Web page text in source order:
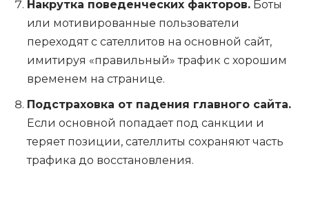
Накрутка поведенческих факторов. Боты
или мотивированные пользователи
переходят с сателлитов на основной сайт,
имитируя «правильный» трафик с хорошим
временем на странице.
Подстраховка от падения главного сайта.
Если основной попадает под санкции и
теряет позиции, сателлиты сохраняют часть
трафика до восстановления.